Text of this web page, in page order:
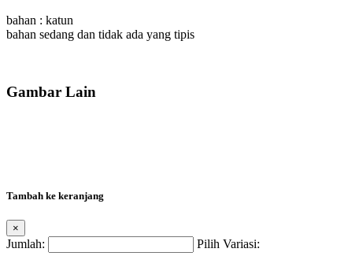
bahan : katun
Gambar Lain
Tambah ke keranjang
×
Jumlah: Pilih Variasi: